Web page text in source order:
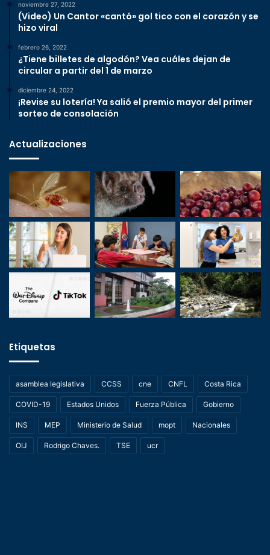
noviembre 27, 2022
(Video) Un Cantor «cantó» gol tico con el corazón y se
hizo viral
febrero 26, 2022
¿Tiene billetes de algodón? Vea cuáles dejan de
circular a partir del 1 de marzo
diciembre 24, 2022
¡Revise su lotería! Ya salió el premio mayor del primer
sorteo de consolación
Actualizaciones
Etiquetas
asamblea legislativa CCSS cne CNFL Costa Rica
COVID-19 Estados Unidos Fuerza Pública Gobierno
INS MEP Ministerio de Salud mopt Nacionales
OIJ Rodrigo Chaves. TSE ucr